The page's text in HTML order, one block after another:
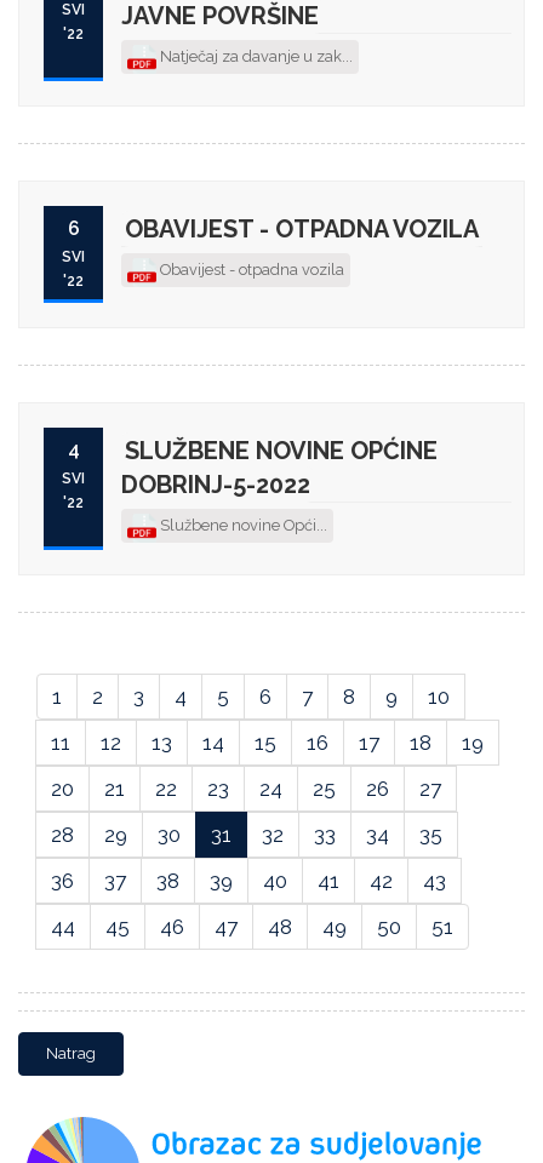
SVI
'22
JAVNE POVRŠINE
Natječaj za davanje u zak...
6
SVI
'22
OBAVIJEST - OTPADNA VOZILA
Obavijest - otpadna vozila
4
SVI
'22
SLUŽBENE NOVINE OPĆINE
DOBRINJ-5-2022
Službene novine Opći...
1 2 3 4 5 6 7 8 9
10
11
12 13 14 15 16 17 18
19
20
21 22 23 24 25 26
27
28
29 30 31 32 33 34
35
36
37 38 39 40 41 42
43
44
45 46 47 48 49 50 51
Natrag